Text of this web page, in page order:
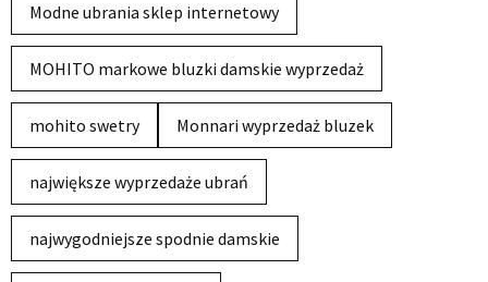
Modne ubrania sklep internetowy
MOHITO markowe bluzki damskie wyprzedaż
mohito swetry Monnari wyprzedaż bluzek
największe wyprzedaże ubrań
najwygodniejsze spodnie damskie